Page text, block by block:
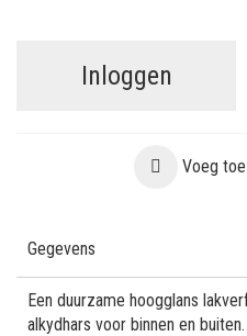
Inloggen
Voeg
Gegevens
Een duurzame hoogglans
alkydhars voor binnen en buiten.